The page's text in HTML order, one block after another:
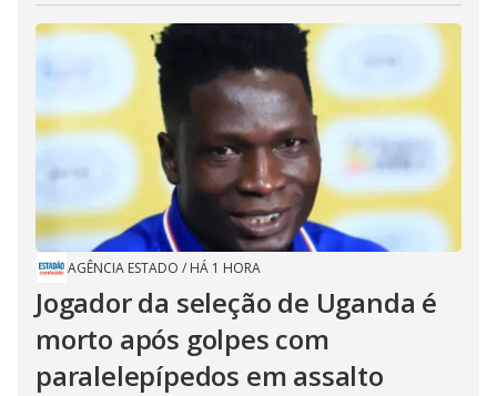
AGÊNCIA ESTADO / HÁ 1 HORA
Jogador da seleção de Uganda é
morto após golpes com
paralelepípedos em assalto